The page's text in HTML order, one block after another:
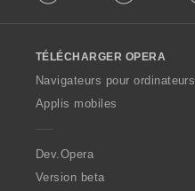
w
O
p
a
TÉLÉCHARGER OPERA
Navigateurs pour ordinateurs
Applis mobiles
Dev.Opera
Version beta